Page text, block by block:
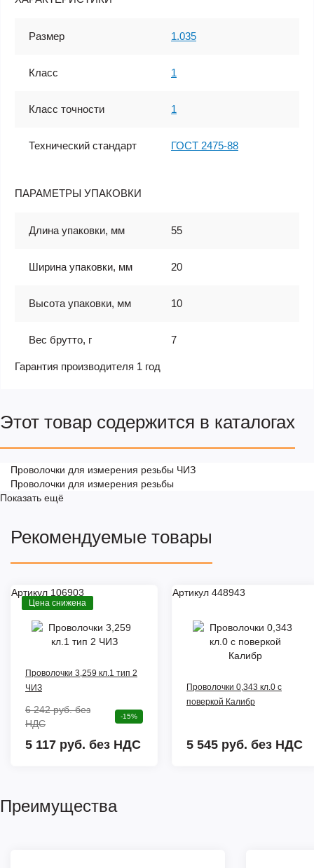
Размер 1.035
Класс 1
Класс точности 1
Технический стандарт ГОСТ 2475-88
ПАРАМЕТРЫ УПАКОВКИ
Длина упаковки, мм 55
Ширина упаковки, мм 20
Высота упаковки, мм 10
Вес брутто, г 7
Гарантия производителя 1 год
Этот товар содержится в каталогах
Проволочки для измерения резьбы ЧИЗ
Проволочки для измерения резьбы
Показать ещё
Рекомендуемые товары
Артикул 106903
Цена снижена
Проволочки 3,259 кл.1 тип 2
ЧИЗ
6 242 руб.без
НДС
-15%
5 117 руб. без НДС
Артикул 448943
Проволочки 0,343 кл.0 с
поверкой Калибр
5 545 руб. без НДС
Преимущества